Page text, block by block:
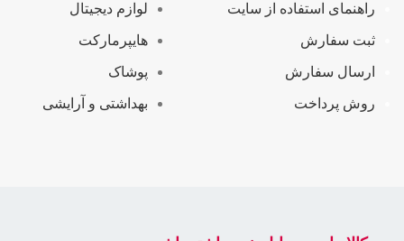
لوازم دیجیتال
هایپرمارکت
پوشاک
بهداشتی و آرایشی
راهنمای استفاده از سایت
ثبت سفارش
ارسال سفارش
روش پرداخت